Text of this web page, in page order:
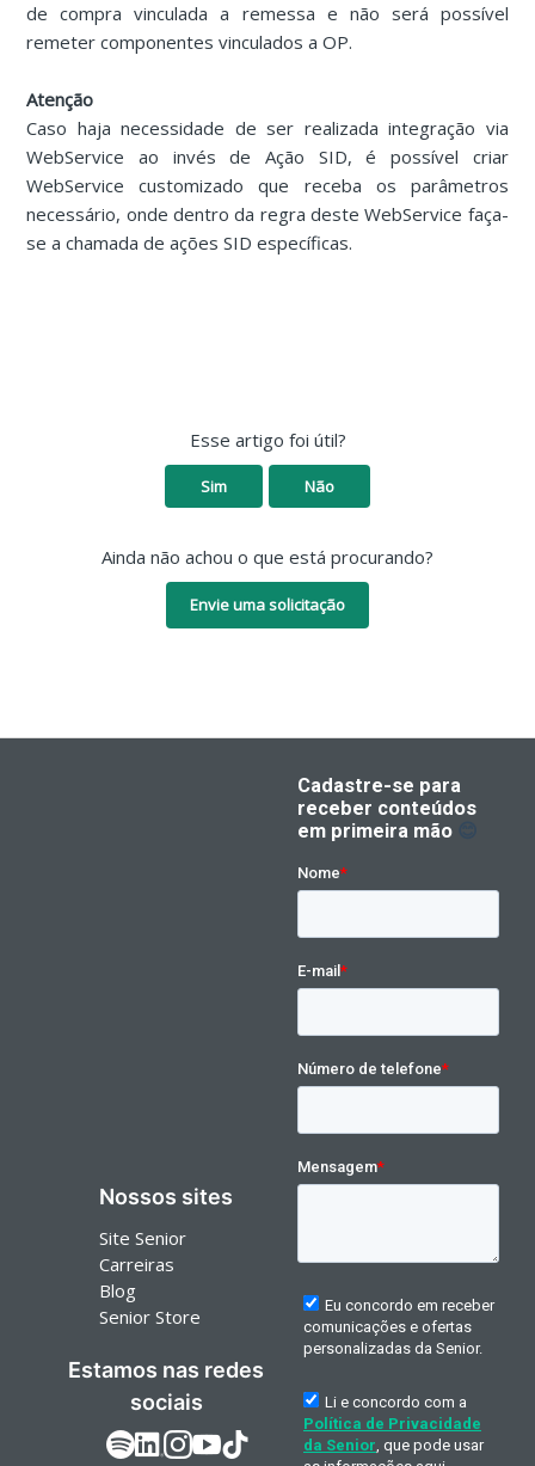
de compra vinculada a remessa e não será possível
remeter componentes vinculados a OP.
Atenção
Caso haja necessidade de ser realizada integração via
WebService ao invés de Ação SID, é possível criar
WebService customizado que receba os parâmetros
necessário, onde dentro da regra deste WebService faça-
se a chamada de ações SID específicas.
Esse artigo foi útil?
Sim Não
Ainda não achou o que está procurando?
Envie uma solicitação
Nossos sites
Site Senior
Carreiras
Blog
Senior Store
Estamos nas redes
sociais